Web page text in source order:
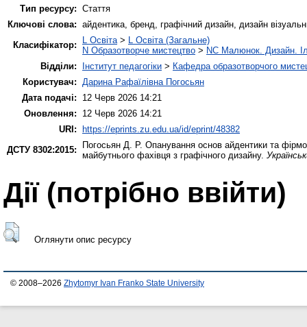
Тип ресурсу: Стаття
Ключові слова: айдентика, бренд, графічний дизайн, дизайн
Класифікатор:
L Освіта > L Освіта (Загальне)
N Образотворче мистецтво > NC Малюнок. Дизайн.
Відділи:
Інститут педагогіки > Кафедра образотворчого
Користувач:
Дарина Рафаїлівна Погосьян
Дата подачі:
12 Черв 2026 14:21
Оновлення:
12 Черв 2026 14:21
URI: https://eprints.zu.edu.ua/id/eprint/48382
ДСТУ 8302:2015:
Погосьян Д. Р. Опанування основ айдентики та
майбутнього фахівця з графічного дизайну.
Дії ​​(потрібно ввійти)
Оглянути опис ресурсу
© 2008–2026 Zhytomyr Ivan Franko State University